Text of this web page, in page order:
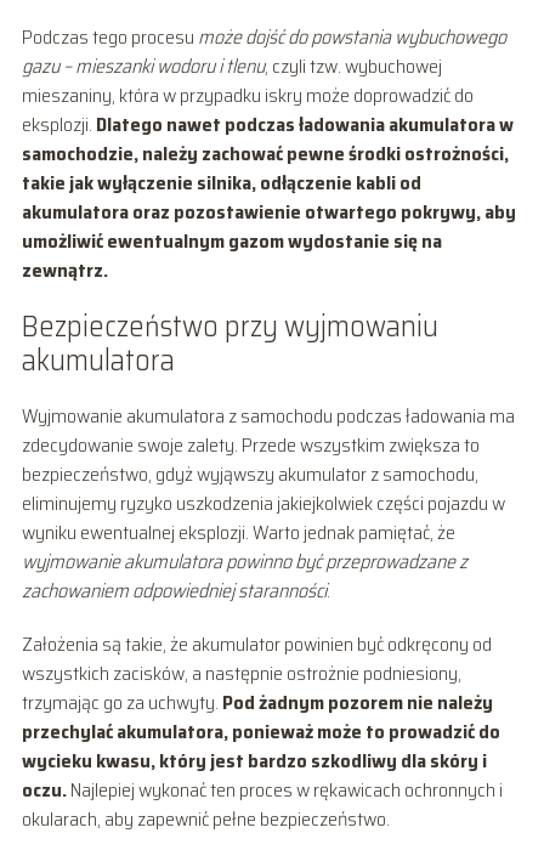
Podczas tego procesu może dojść do powstania wybuchowego
gazu – mieszanki wodoru i tlenu, czyli tzw. wybuchowej
mieszaniny, która w przypadku iskry może doprowadzić do
eksplozji. Dlatego nawet podczas ładowania akumulatora w
samochodzie, należy zachować pewne środki ostrożności,
takie jak wyłączenie silnika, odłączenie kabli od
akumulatora oraz pozostawienie otwartego pokrywy, aby
umożliwić ewentualnym gazom wydostanie się na
zewnątrz.
Bezpieczeństwo przy wyjmowaniu
akumulatora
Wyjmowanie akumulatora z samochodu podczas ładowania ma
zdecydowanie swoje zalety. Przede wszystkim zwiększa to
bezpieczeństwo, gdyż wyjąwszy akumulator z samochodu,
eliminujemy ryzyko uszkodzenia jakiejkolwiek części pojazdu w
wyniku ewentualnej eksplozji. Warto jednak pamiętać, że
wyjmowanie akumulatora powinno być przeprowadzane z
zachowaniem odpowiedniej staranności.
Założenia są takie, że akumulator powinien być odkręcony od
wszystkich zacisków, a następnie ostrożnie podniesiony,
trzymając go za uchwyty. Pod żadnym pozorem nie należy
przechylać akumulatora, ponieważ może to prowadzić do
wycieku kwasu, który jest bardzo szkodliwy dla skóry i
oczu.Najlepiej wykonać ten proces w rękawicach ochronnych i
okularach, aby zapewnić pełne bezpieczeństwo.